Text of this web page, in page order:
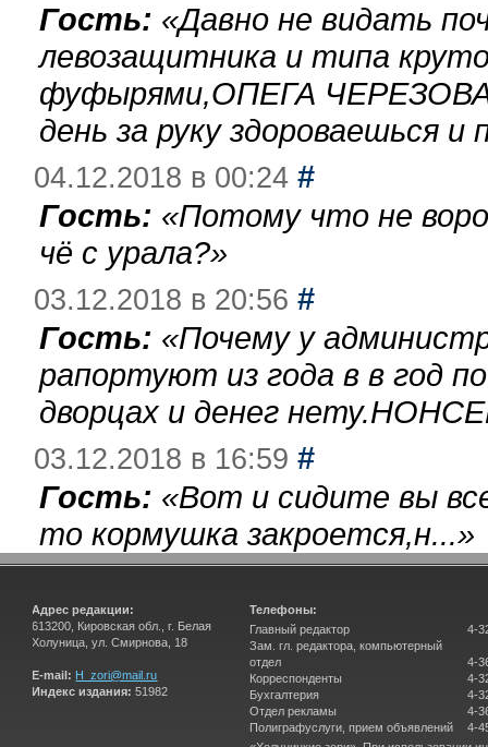
Гость: «Давно не видать
левозащитника и типа
фуфырями,ОПЕГА
день за руку здороваешься
04.12.2018 в 00:24 #
Гость: «Потому что не
чё с урала?»
03.12.2018 в 20:56 #
Гость: «Почему у
рапортуют из года в в год
дворцах и денег
03.12.2018 в 16:59 #
Гость: «Вот и сидите вы
то кормушка закроется,н...»
Адрес редакции:
613200, Кировская обл., г. Белая
Холуница, ул. Смирнова, 18
E-mail: H_zori@mail.ru
Индекс издания: 51982
Телефоны:
Главный редактор
Зам. гл. редактора, компьютерный
отдел
Корреспонденты
Бухгалтерия
Отдел рекламы
Полиграфуслуги, прием объявлений
4-
4-
4-
4-
4-
4-